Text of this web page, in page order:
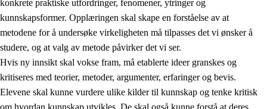
1. Opplæringens verdigrunnlag
1.1 Menneskeverdet
1.2 Identitet og kulturelt mangfold
1.3 Kritisk tenkning og etisk bevissthet
konkrete praktiske utfordringer, fenomener, ytringer og
kunnskapsformer. Opplæringen skal skape en forståelse av at
metodene for å undersøke virkeligheten må tilpasses det vi ønsker å
studere, og at valg av metode påvirker det vi ser.
Hvis ny innsikt skal vokse fram, må etablerte ideer granskes og
kritiseres med teorier, metoder, argumenter, erfaringer og bevis.
Elevene skal kunne vurdere ulike kilder til kunnskap og tenke kritisk